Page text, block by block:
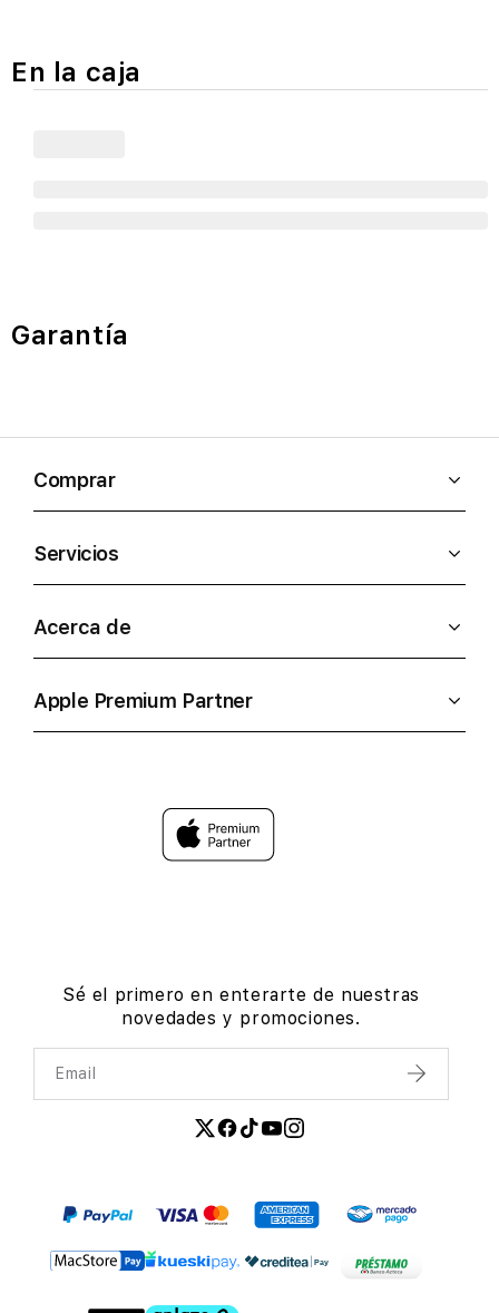
En la caja
Garantía
Comprar
Servicios
Acerca de
Apple Premium Partner
Sé el primero en enterarte de nuestras
novedades y promociones.
Email